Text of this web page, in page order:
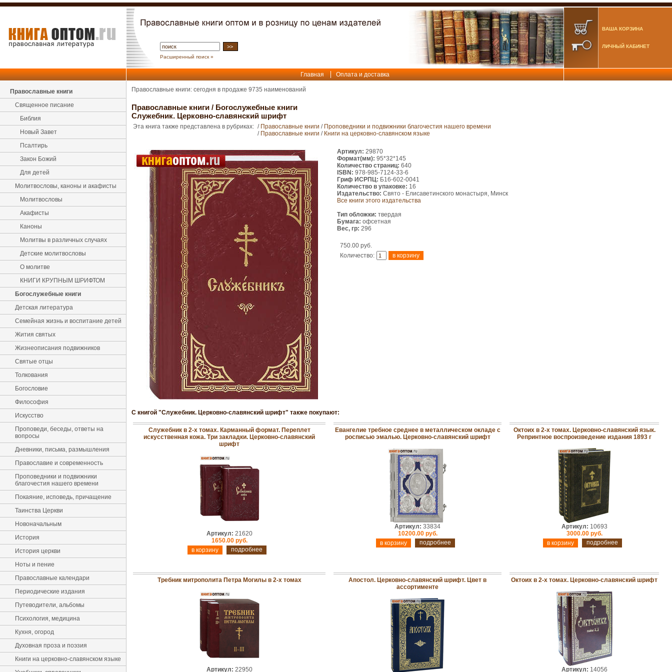
Расширенный поиск »
ВАША КОРЗИНА
ЛИЧНЫЙ КАБИНЕТ
Главная Оплата и доставка
Православные книги
Священное писание
Библия
Новый Завет
Псалтирь
Закон Божий
Для детей
Молитвословы, каноны и акафисты
Молитвословы
Акафисты
Каноны
Молитвы в различных случаях
Детские молитвословы
О молитве
КНИГИ КРУПНЫМ ШРИФТОМ
Богослужебные книги
Детская литература
Семейная жизнь и воспитание детей
Жития святых
Жизнеописания подвижников
Святые отцы
Толкования
Богословие
Философия
Искусство
Проповеди, беседы, ответы на
вопросы
Дневники, письма, размышления
Православие и современность
Проповедники и подвижники
благочестия нашего времени
Покаяние, исповедь, причащение
Таинства Церкви
Новоначальным
История
История церкви
Ноты и пение
Православные календари
Периодические издания
Путеводители, альбомы
Психология, медицина
Кухня, огород
Духовная проза и поэзия
Книги на церковно-славянском языке
Православные книги: сегодня в продаже 9735 наименований
Православные книги / Богослужебные книги
Служебник. Церковно-славянский шрифт
Эта книга также представлена в рубриках: / Православные книги / Проповедники и подвижники благочестия нашего времени
/ Православные книги / Книги на церковно-славянском языке
Артикул: 29870
Формат(мм): 95*32*145
Количество страниц: 640
ISBN: 978-985-7124-33-6
Гриф ИСРПЦ: Б16-602-0041
Количество в упаковке: 16
Издательство: Свято - Елисаветинского монастыря, Минск
Все книги этого издательства
Тип обложки: твердая
Бумага: офсетная
Вес, гр: 296
750.00 руб.
Количество:
С книгой "Служебник. Церковно-славянский шрифт" также покупают:
Служебник в 2-х томах. Карманный формат. Переплет
искусственная кожа. Три закладки. Церковно-славянский
шрифт
Артикул: 21620
1650.00 руб.
подробнее
Евангелие требное среднее в металлическом окладе с
росписью эмалью. Церковно-славянский шрифт
Артикул: 33834
10200.00 руб.
подробнее
Октоих в 2-х томах. Церковно-славянский язык.
Репринтное воспроизведение издания 1893 г
Артикул: 10693
3000.00 руб.
подробнее
Требник митрополита Петра Могилы в 2-х томах
Артикул: 22950
Апостол. Церковно-славянский шрифт. Цвет в
ассортименте
Октоих в 2-х томах. Церковно-славянский шрифт
Артикул: 14056